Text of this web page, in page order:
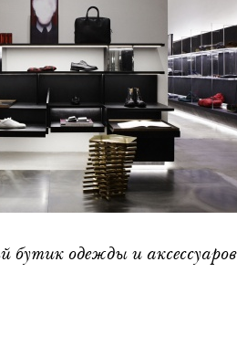
бутик одежды и аксессуаров